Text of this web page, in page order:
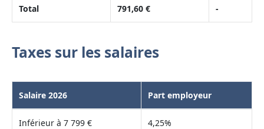
Total 791,60 € -
Taxes sur les salaires
Salaire 2026 Part employeur
Inférieur à 7 799 € 4,25%